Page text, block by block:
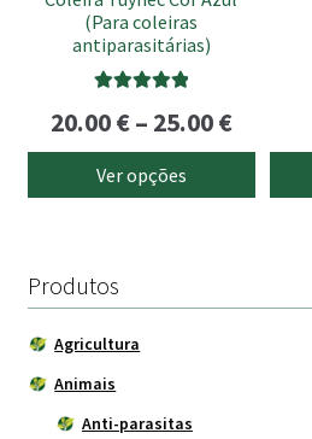
(Para coleiras
antiparasitárias)
5.00de 5
20.00€– 25.00€Price
range:
20.00 €
Ver opções
chosen
page
Produtos
Agricultura
Animais
Anti-parasitas